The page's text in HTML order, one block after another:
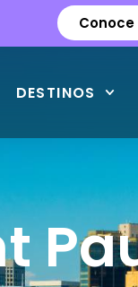
DESTINOS